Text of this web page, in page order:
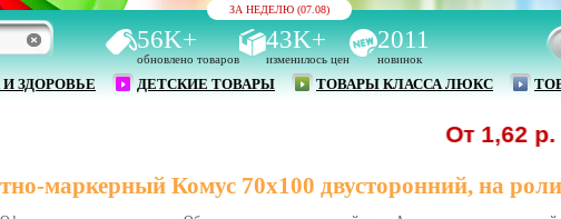
ЗА НЕДЕЛЮ (07.08)
56K+
обновлено товаров
43K+
изменилось цен
2011
новинок
И ЗДОРОВЬЕ ДЕТСКИЕ ТОВАРЫ ТОВАРЫ КЛАССА ЛЮКС
От 1,62 р. -
маркерный Комус 70х100 двусторонний, на